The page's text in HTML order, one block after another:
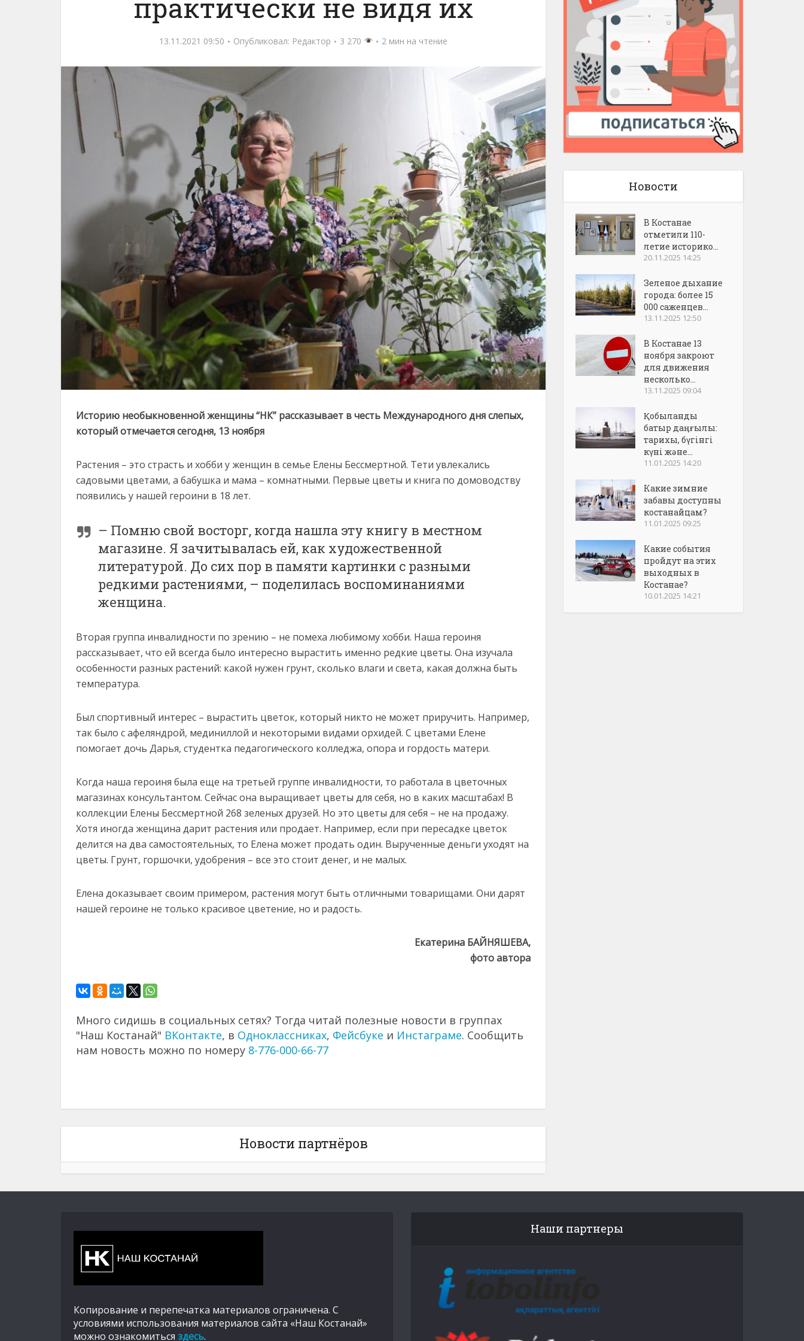
практически не видя их
13.11.2021 09:50 Опубликовал: Редактор 3 270 2 мин на чтение
Историю необыкновенной женщины “НК” рассказывает в честь Международного дня слепых,
который отмечается сегодня, 13 ноября
Растения – это страсть и хобби у женщин в семье Елены Бессмертной. Тети увлекались
садовыми цветами, а бабушка и мама – комнатными. Первые цветы и книга по домоводству
появились у нашей героини в 18 лет.
– Помню свой восторг, когда нашла эту книгу в местном
магазине. Я зачитывалась ей, как художественной
литературой. До сих пор в памяти картинки с разными
редкими растениями, – поделилась воспоминаниями
женщина.
Вторая группа инвалидности по зрению – не помеха любимому хобби. Наша героиня
рассказывает, что ей всегда было интересно вырастить именно редкие цветы. Она изучала
особенности разных растений: какой нужен грунт, сколько влаги и света, какая должна быть
температура.
Был спортивный интерес – вырастить цветок, который никто не может приручить. Например,
так было с афеляндрой, мединиллой и некоторыми видами орхидей. С цветами Елене
помогает дочь Дарья, студентка педагогического колледжа, опора и гордость матери.
Когда наша героиня была еще на третьей группе инвалидности, то работала в цветочных
магазинах консультантом. Сейчас она выращивает цветы для себя, но в каких масштабах! В
коллекции Елены Бессмертной 268 зеленых друзей. Но это цветы для себя – не на продажу.
Хотя иногда женщина дарит растения или продает. Например, если при пересадке цветок
делится на два самостоятельных, то Елена может продать один. Вырученные деньги уходят на
цветы. Грунт, горшочки, удобрения – все это стоит денег, и не малых.
Елена доказывает своим примером, растения могут быть отличными товарищами. Они дарят
нашей героине не только красивое цветение, но и радость.
Екатерина БАЙНЯШЕВА,
фото автора
Много сидишь в социальных сетях? Тогда читай полезные новости в группах
"Наш Костанай" ВКонтакте, в Одноклассниках, Фейсбуке и Инстаграме. Сообщить
нам новость можно по номеру 8-776-000-66-77
Новости партнёров
Новости
В Костанае
отметили 110-
летие историко...
20.11.2025 14:25
Зеленое дыхание
города: более 15
000 саженцев...
13.11.2025 12:50
В Костанае 13
ноября закроют
для движения
несколько...
13.11.2025 09:04
Қобыланды
батыр даңғылы:
тарихы, бүгінгі
күні және...
11.01.2025 14:20
Какие зимние
забавы доступны
костанайцам?
11.01.2025 09:25
Какие события
пройдут на этих
выходных в
Костанае?
10.01.2025 14:21
Копирование и перепечатка материалов ограничена. С
условиями использования материалов сайта «Наш Костанай»
можно ознакомиться здесь.
Наши партнеры